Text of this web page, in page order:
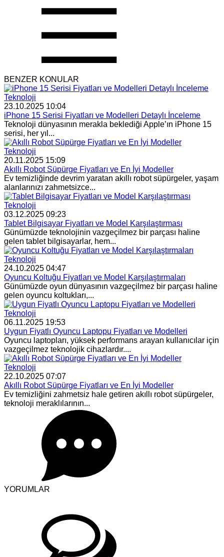
BENZER KONULAR
Teknoloji
23.10.2025 10:04
iPhone 15 Serisi Fiyatları ve Modelleri Detaylı İnceleme
Teknoloji dünyasının merakla beklediği Apple’ın iPhone 15
serisi, her yıl...
Teknoloji
20.11.2025 15:09
Akıllı Robot Süpürge Fiyatları ve En İyi Modeller
Ev temizliğinde devrim yaratan akıllı robot süpürgeler, yaşam
alanlarınızı zahmetsizce...
Teknoloji
03.12.2025 09:23
Tablet Bilgisayar Fiyatları ve Model Karşılaştırması
Günümüzde teknolojinin vazgeçilmez bir parçası haline
gelen tablet bilgisayarlar, hem...
Teknoloji
24.10.2025 04:47
Oyuncu Koltuğu Fiyatları ve Model Karşılaştırmaları
Günümüzde oyun dünyasının vazgeçilmez bir parçası haline
gelen oyuncu koltukları,...
Teknoloji
06.11.2025 19:53
Uygun Fiyatlı Oyuncu Laptopu Fiyatları ve Modelleri
Oyuncu laptopları, yüksek performans arayan kullanıcılar için
vazgeçilmez teknolojik cihazlardır....
Teknoloji
22.10.2025 07:07
Akıllı Robot Süpürge Fiyatları ve En İyi Modeller
Ev temizliğini zahmetsiz hale getiren akıllı robot süpürgeler,
teknoloji meraklılarının...
YORUMLAR